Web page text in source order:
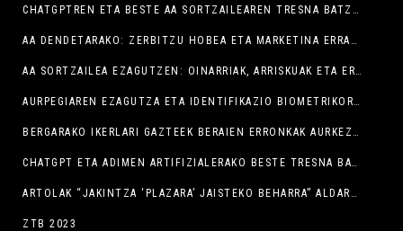
CHATGPTREN ETA BESTE AA SORTZAILEAREN TRESNA BATZUEN ERABILERA PRAKTIKOA
AA DENDETARAKO: ZERBITZU HOBEA ETA MARKETINA ERRAZAGOA
AA SORTZAILEA EZAGUTZEN: OINARRIAK, ARRISKUAK ETA ERREMINTA GILTZARRIAK
AURPEGIAREN EZAGUTZA ETA IDENTIFIKAZIO BIOMETRIKORAKO BESTE MODU BATZUK: ERRONKAK ETA ARRISKUAK
BERGARAKO IKERLARI GAZTEEK BERAIEN ERRONKAK AURKEZTU DITUZTE ZTB-N
CHATGPT ETA ADIMEN ARTIFIZIALERAKO BESTE TRESNA BATZUK NOLA ERABILI AZTERTU DUTE ZTBN
ARTOLAK “JAKINTZA ‘PLAZARA’ JAISTEKO BEHARRA” ALDARRIKATU DU BERGARAKO ZTBREN IREKIERA EKITALDIAN
ZTB 2023